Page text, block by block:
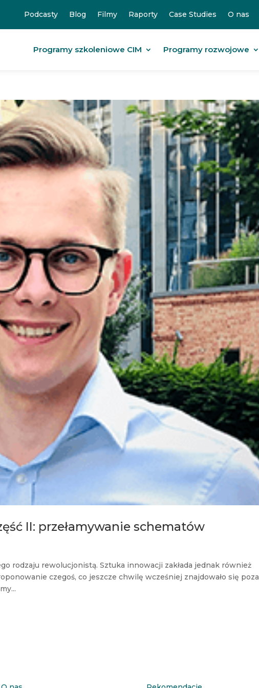
Podcasty Blog Filmy Raporty Case Studies O nas
Programy szkoleniowe CIM Programy rozwojowe
II: przełamywanie schematów
rodzaju rewolucjonistą. Sztuka innowacji zakłada jednak również
czegoś, co jeszcze chwilę wcześniej znajdowało się poza